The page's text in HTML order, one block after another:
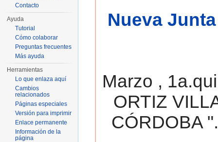
Nueva
Marzo ,
ORTIZ
CÓRDOBA
Contacto
Ayuda
Tutorial
Cómo colaborar
Preguntas frecuentes
Más ayuda
Herramientas
Lo que enlaza aquí
Cambios
relacionados
Páginas especiales
Versión para imprimir
Enlace permanente
Información de la
página